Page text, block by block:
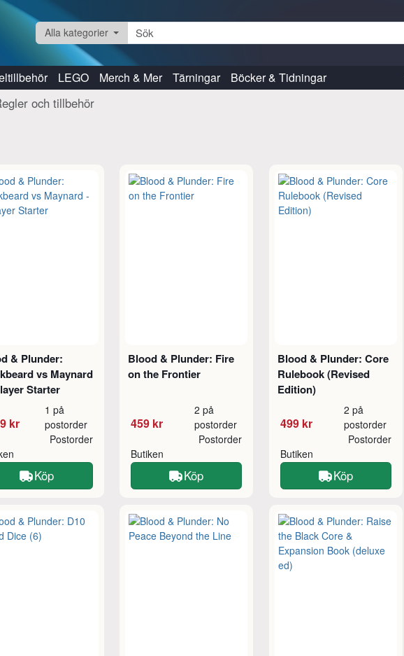
Alla kategorier
LEGO Merch & Mer Tärningar Böcker & Tidningar
och tillbehör
& Plunder:
vs Maynard
Starter
kr
1 på
postorder
Postorder
Köp
Blood & Plunder: Fire
on the Frontier
459 kr
2 på
postorder
Butiken
Postorder
Köp
Blood & Plunder: Core
Rulebook (Revised
Edition)
499 kr
2 på
postorder
Butiken
Postorder
Köp